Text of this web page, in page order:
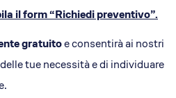
il form“Richiedi preventivo”.
gratuitoe consentirà ai nostri
tue necessità e di individuare